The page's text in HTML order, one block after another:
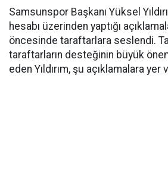
Samsunspor Başkanı Yüksel
hesabı üzerinden yaptığı
öncesinde taraftarlara seslendi.
taraftarların desteğinin büyük
eden Yıldırım, şu açıklamalara yer